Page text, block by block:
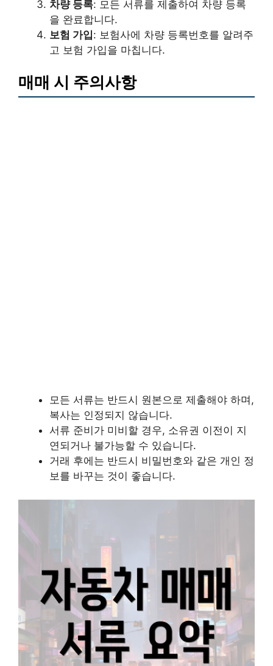
차량 등록: 모든 서류를 제출하여 차량 등록
을 완료합니다.
보험 가입: 보험사에 차량 등록번호를 알려주
고 보험 가입을 마칩니다.
매매 시 주의사항
모든 서류는 반드시 원본으로 제출해야 하며,
복사는 인정되지 않습니다.
서류 준비가 미비할 경우, 소유권 이전이 지
연되거나 불가능할 수 있습니다.
거래 후에는 반드시 비밀번호와 같은 개인 정
보를 바꾸는 것이 좋습니다.